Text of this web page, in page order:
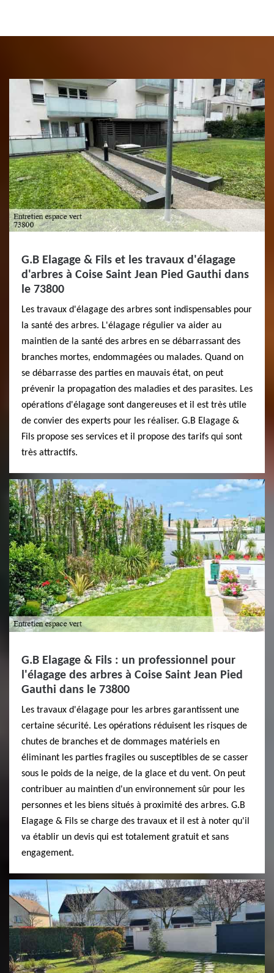
G.B Elagage & Fils et les travaux d'élagage
d'arbres à Coise Saint Jean Pied Gauthi dans
le 73800
Les travaux d'élagage des arbres sont indispensables pour
la santé des arbres. L'élagage régulier va aider au
maintien de la santé des arbres en se débarrassant des
branches mortes, endommagées ou malades. Quand on
se débarrasse des parties en mauvais état, on peut
prévenir la propagation des maladies et des parasites. Les
opérations d'élagage sont dangereuses et il est très utile
de convier des experts pour les réaliser. G.B Elagage &
Fils propose ses services et il propose des tarifs qui sont
très attractifs.
G.B Elagage & Fils : un professionnel pour
l'élagage des arbres à Coise Saint Jean Pied
Gauthi dans le 73800
Les travaux d'élagage pour les arbres garantissent une
certaine sécurité. Les opérations réduisent les risques de
chutes de branches et de dommages matériels en
éliminant les parties fragiles ou susceptibles de se casser
sous le poids de la neige, de la glace et du vent. On peut
contribuer au maintien d'un environnement sûr pour les
personnes et les biens situés à proximité des arbres. G.B
Elagage & Fils se charge des travaux et il est à noter qu'il
va établir un devis qui est totalement gratuit et sans
engagement.